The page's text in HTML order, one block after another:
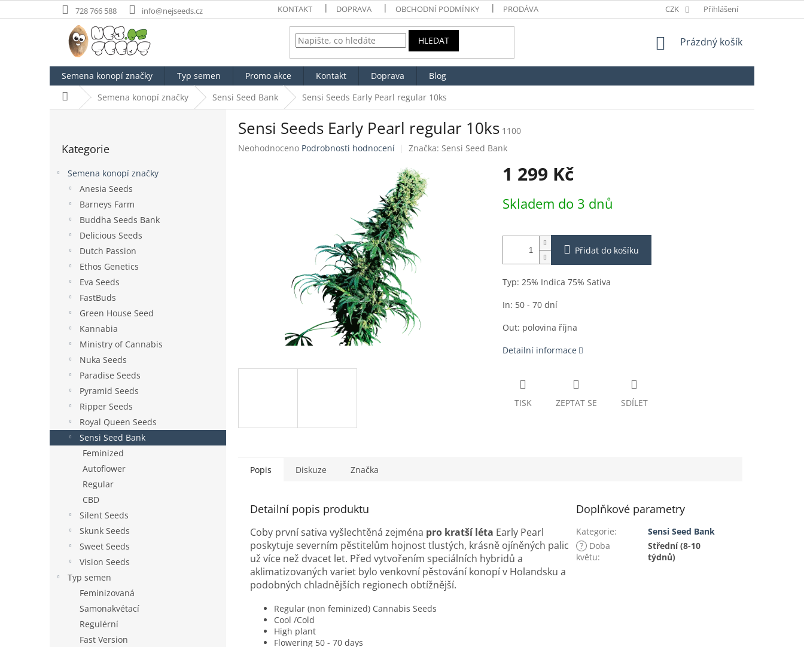
na
728 766 588 info@nejseeds.cz KONTAKT DOPRAVA OBCHODNÍ PODMÍNKY PRODÁVANÉ ZNAČKY ODSTOUPENÍ OD SMLOUVY
CZK Přihlášení
HLEDAT
NÁKUPNÍ
Prázdný košík
Semena konopí značky Typ semen Promo akce Kontakt Doprava
Blog
Domů Semena konopí značky Sensi Seed Bank Sensi Seeds Early Pearl regular 10ks
kategorie
Kategorie
Semena konopí značky
Anesia Seeds
Barneys Farm
Buddha Seeds Bank
Delicious Seeds
Dutch Passion
Ethos Genetics
Eva Seeds
FastBuds
Green House Seed
Kannabia
Ministry of Cannabis
Nuka Seeds
Paradise Seeds
Pyramid Seeds
Ripper Seeds
Royal Queen Seeds
Sensi Seed Bank
Feminized
Autoflower
Regular
CBD
Silent Seeds
Skunk Seeds
Sweet Seeds
Vision Seeds
Typ semen
Feminizovaná
Samonakvétací
Regulérní
Fast Version
Sensi Seeds Early Pearl regular 10ks 1100
Průměrné
Neohodnoceno Podrobnosti hodnocení Značka: Sensi Seed Bank
1 299 Kč
cena:
Skladem do 3 dnů
Přidat do košíku
Typ: 25% Indica 75% Sativa
In: 50 - 70 dní
Out: polovina října
Detailní informace
TISK ZEPTAT SE SDÍLET
Popis Diskuze Značka
Detailní popis produktu
Coby první sativa vyšlechtěná zejména pro kratší léta Early Pearl
poskytuje severním pěstitelům hojnost tlustých, krásně ojíněných palic
už více než dvacet let. Před vytvořením speciálních hybridů a
aklimatizovaných variet bylo venkovní pěstování konopí v Holandsku a
podobných chladnějších regionech obtížnější.
Regular (non feminized) Cannabis Seeds
Cool /Cold
High plant
Flowering 50 - 70 days
Doplňkové parametry
Kategorie:
Sensi Seed Bank
? Doba
květu:
Střední (8-10
týdnů)